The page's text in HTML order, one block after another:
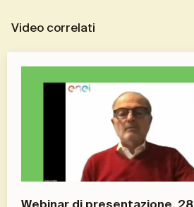
Video correlati
Webinar di presentazione, 28